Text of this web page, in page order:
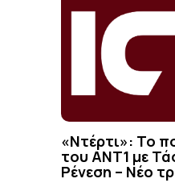
«Ντέρτι»: Το
του ΑΝΤ1 με
Ρένεση – Νέο